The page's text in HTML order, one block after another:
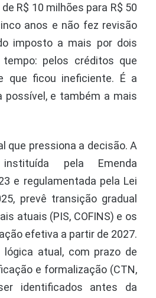
R$ 10 milhões para R$ 50
anos e não fez revisão
imposto a mais por dois
pelos créditos que
que ficou ineficiente. É a
possível, e também a mais
que pressiona a decisão. A
pela Emenda
e regulamentada pela Lei
prevê transição gradual
atuais (PIS, COFINS) e os
efetiva a partir de 2027.
lógica atual, com prazo de
e formalização (CTN,
identificados antes da